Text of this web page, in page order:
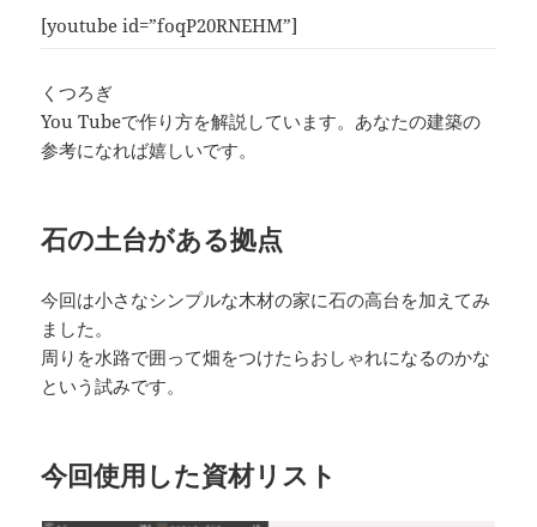
[youtube id=”foqP20RNEHM”]
くつろぎ
You Tubeで作り方を解説しています。あなたの建築の
参考になれば嬉しいです。
石の土台がある拠点
今回は小さなシンプルな木材の家に石の高台を加えてみ
ました。
周りを水路で囲って畑をつけたらおしゃれになるのかな
という試みです。
今回使用した資材リスト